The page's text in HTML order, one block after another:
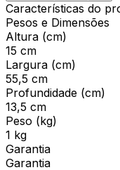
Características do
Pesos e Dimensões
Altura (cm)
15 cm
Largura (cm)
55,5 cm
Profundidade (cm)
13,5 cm
Peso (kg)
1 kg
Garantia
Garantia